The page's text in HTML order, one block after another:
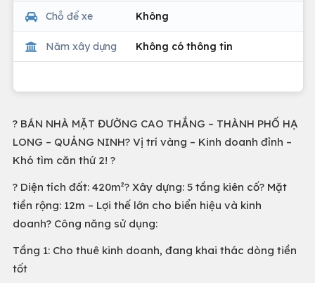
Chỗ để xe Không
Năm xây dựng Không có thông tin
? BÁN NHÀ MẶT ĐƯỜNG CAO THẮNG – THÀNH PHỐ HẠ
LONG – QUẢNG NINH? Vị trí vàng – Kinh doanh đỉnh –
Khó tìm căn thứ 2! ?
? Diện tích đất: 420m²? Xây dựng: 5 tầng kiên cố? Mặt
tiền rộng: 12m – Lợi thế lớn cho biển hiệu và kinh
doanh? Công năng sử dụng:
Tầng 1: Cho thuê kinh doanh, đang khai thác dòng tiền
tốt